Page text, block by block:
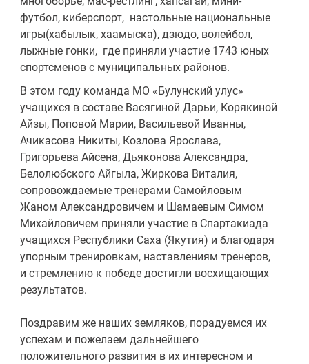
футбол, киберспорт, настольные национальные
игры(хабылык, хаамыска), дзюдо, волейбол,
лыжные гонки, где приняли участие 1743 юных
спортсменов с муниципальных районов.
В этом году команда МО «Булунский улус»
учащихся в составе Васягиной Дарьи, Корякиной
Айзы, Поповой Марии, Васильевой Иванны,
Ачикасова Никиты, Козлова Ярослава,
Григорьева Айсена, Дьяконова Александра,
Белолюбского Айгыла, Жиркова Виталия,
сопровождаемые тренерами Самойловым
Жаном Александровичем и Шамаевым Симом
Михайловичем приняли участие в Спартакиада
учащихся Республики Саха (Якутия) и благодаря
упорным тренировкам, наставлениям тренеров,
и стремлению к победе достигли восхищающих
результатов.
Поздравим же наших земляков, порадуемся их
успехам и пожелаем дальнейшего
положительного развития в их интересном и